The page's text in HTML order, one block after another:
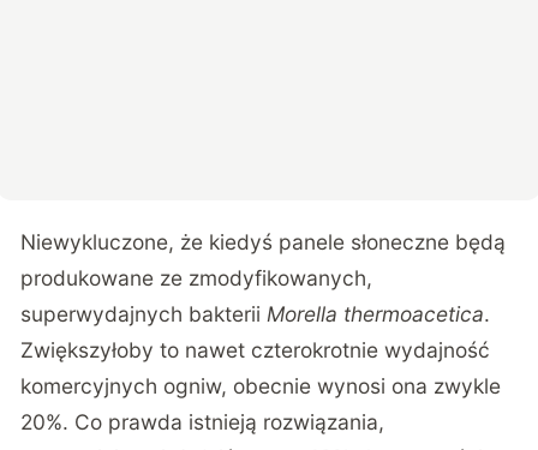
Niewykluczone, że kiedyś panele słoneczne będą
produkowane ze zmodyfikowanych,
superwydajnych bakterii Morella thermoacetica.
Zwiększyłoby to nawet czterokrotnie wydajność
komercyjnych ogniw, obecnie wynosi ona zwykle
20%. Co prawda istnieją rozwiązania,